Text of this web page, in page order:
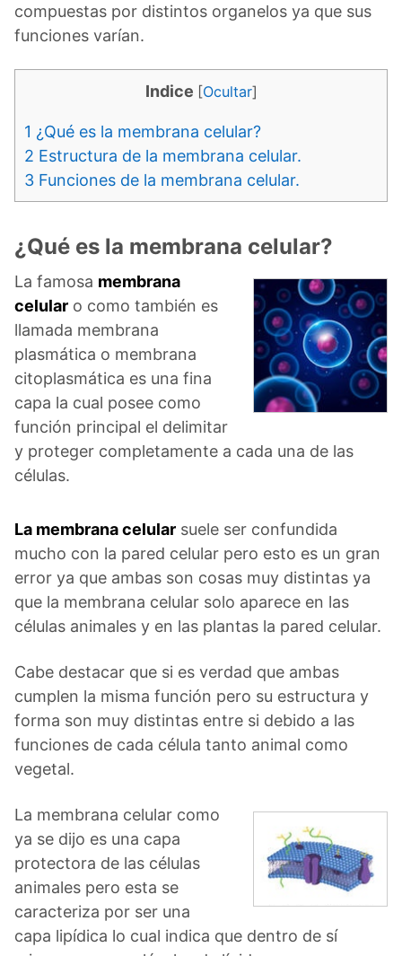
compuestas por distintos organelos ya que sus
funciones varían.
Indice [Ocultar]
1 ¿Qué es la membrana celular?
2 Estructura de la membrana celular.
3 Funciones de la membrana celular.
¿Qué es la membrana celular?
La famosa membrana
celular o como también es
llamada membrana
plasmática o membrana
citoplasmática es una fina
capa la cual posee como
función principal el delimitar
y proteger completamente a cada una de las
células.
La membrana celular suele ser confundida
mucho con la pared celular pero esto es un gran
error ya que ambas son cosas muy distintas ya
que la membrana celular solo aparece en las
células animales y en las plantas la pared celular.
Cabe destacar que si es verdad que ambas
cumplen la misma función pero su estructura y
forma son muy distintas entre si debido a las
funciones de cada célula tanto animal como
vegetal.
La membrana celular como
ya se dijo es una capa
protectora de las células
animales pero esta se
caracteriza por ser una
capa lipídica lo cual indica que dentro de sí